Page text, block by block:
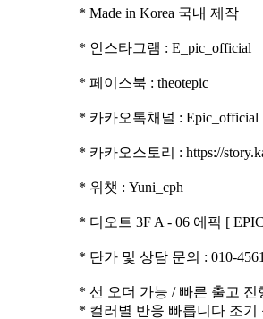
* Made in Korea 국내 제작
* 인스타그램 : E_pic_official
* 페이스북 : theotepic
* 카카오톡채널 : Epic_official
* 카카오스토리 : https://
* 위챗 : Yuni_cph
* 디오트 3F A - 06 에픽 [
* 단가 및 상담 문의 : 010-
* 선 오더 가능 / 빠른 출고 진
* 컬러별 반응 빠릅니다 조기